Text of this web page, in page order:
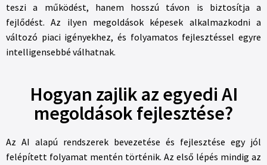
teszi a működést, hanem hosszú távon is biztosítja a
fejlődést. Az ilyen megoldások képesek alkalmazkodni a
változó piaci igényekhez, és folyamatos fejlesztéssel egyre
intelligensebbé válhatnak.
Hogyan zajlik az egyedi AI
megoldások fejlesztése?
Az AI alapú rendszerek bevezetése és fejlesztése egy jól
felépített folyamat mentén történik. Az első lépés mindig az